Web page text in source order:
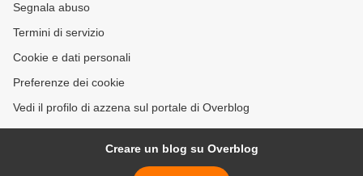
Segnala abuso
Termini di servizio
Cookie e dati personali
Preferenze dei cookie
Vedi il profilo di azzena sul portale di Overblog
Creare un blog su Overblog